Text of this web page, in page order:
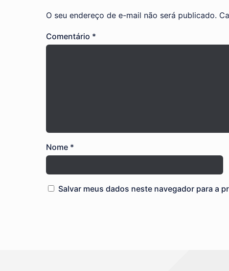
O seu endereço de e-mail não será publicado.
Comentário *
Nome *
Salvar meus dados neste navegador para a